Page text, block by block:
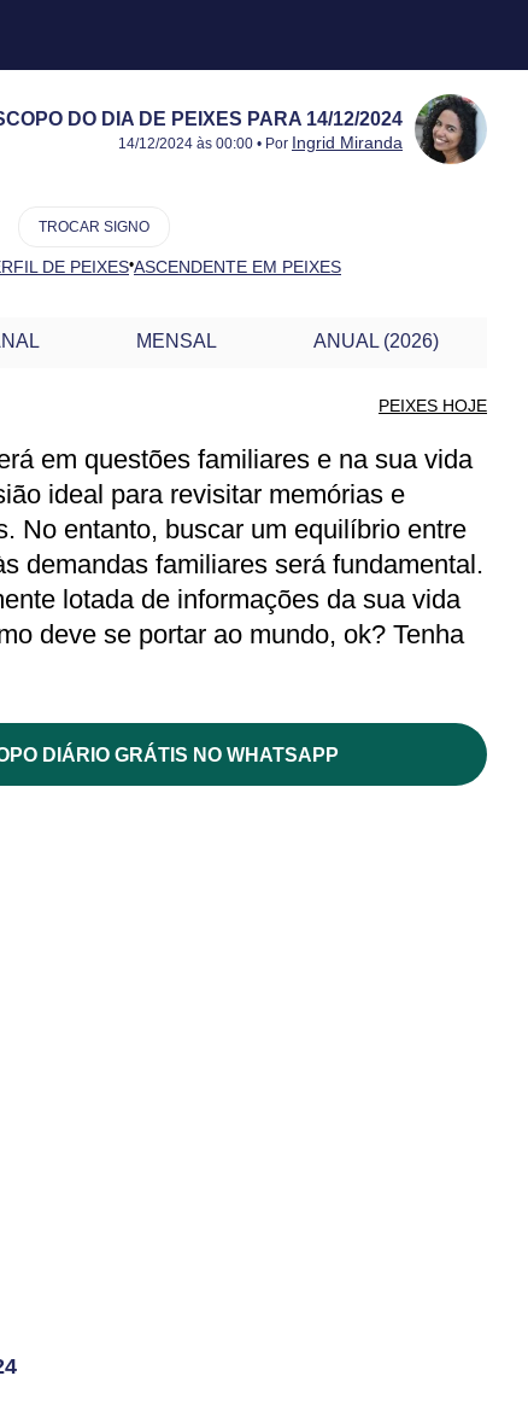
DO DIA DE PEIXES PARA 14/12/2024
Publicado:
14/12/2024
Atualizado:
14/12/2024
14/12/2024 às 00:00 • Por Ingrid Miranda
DE PEIXES•ASCENDENTE EM PEIXES
TROCAR SIGNO
MENSAL ANUAL (2026)
PEIXES HOJE
PARA OUTRO DIA
em questões familiares e na sua vida
ideal para revisitar memórias e
No entanto, buscar um equilíbrio entre
demandas familiares será fundamental.
lotada de informações da sua vida
deve se portar ao mundo, ok? Tenha
DIÁRIO GRÁTIS NO WHATSAPP